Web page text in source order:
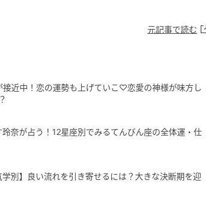
元記事で読む
近中！恋の運勢も上げていこ♡恋愛の神様が味方し
奈が占う！12星座別でみるてんびん座の全体運・仕
別】良い流れを引き寄せるには？大きな決断期を迎